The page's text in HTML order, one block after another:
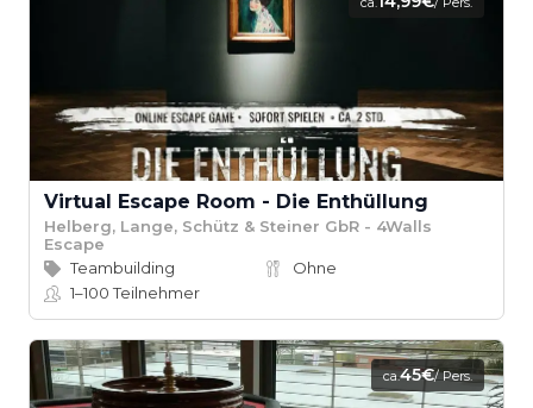
Virtual Escape Room - Die Enthüllung
Helberg, Lange, Schütz & Steiner GbR - 4Walls
Escape
Teambuilding
Ohne
1–100Teilnehmer
ca.45€/ Pers.